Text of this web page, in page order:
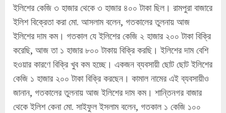
ইলিশের কেজি ৩ হাজার থেকে ৩ হাজার ৪০০ টাকা ছিল। রামপুরা বাজারে
ইলিশ বিক্রেতা করা মো. আসলাম বলেন, গতকালের তুলনায় আজ
ইলিশের দাম কম। গতকাল যে ইলিশের কেজি ২ হাজার ২০০ টাকা বিক্রি
করেছি, আজ তা ১ হাজার ৮০০ টাকায় বিক্রি করছি। ইলিশের দাম বেশি
হওয়ার কারণে বিক্রি খুব কম হচ্ছে। একজন ব্যবসায়ী ছোট ছোট ইলিশের
কেজি ১ হাজার ২০০ টাকা বিক্রি করছেন। কামাল নামের এই ব্যবসায়ীও
জানান, গতকালের তুলনায় আজ ইলিশের দাম কম। শান্তিনগর বাজার
থেকে ইলিশ কেনা মো. সাইফুল ইসলাম বলেন, গতকাল ১ কেজি ১০০